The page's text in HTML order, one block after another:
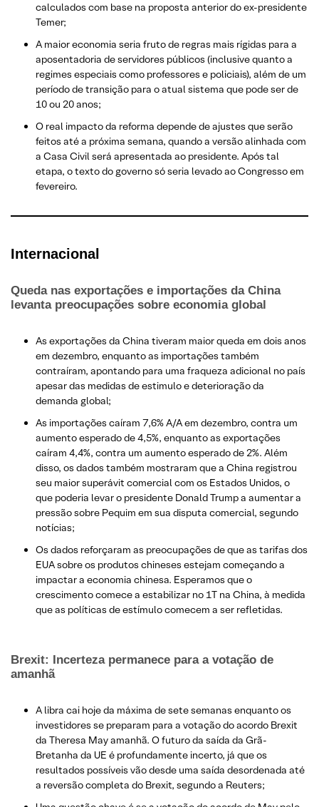
calculados com base na proposta anterior do ex-presidente
Temer;
A maior economia seria fruto de regras mais rígidas para a
aposentadoria de servidores públicos (inclusive quanto a
regimes especiais como professores e policiais), além de um
período de transição para o atual sistema que pode ser de
10 ou 20 anos;
O real impacto da reforma depende de ajustes que serão
feitos até a próxima semana, quando a versão alinhada com
a Casa Civil será apresentada ao presidente. Após tal
etapa, o texto do governo só seria levado ao Congresso em
fevereiro.
Internacional
Queda nas exportações e importações da China
levanta preocupações sobre economia global
As exportações da China tiveram maior queda em dois anos
em dezembro, enquanto as importações também
contraíram, apontando para uma fraqueza adicional no país
apesar das medidas de estimulo e deterioração da
demanda global;
As importações caíram 7,6% A/A em dezembro, contra um
aumento esperado de 4,5%, enquanto as exportações
caíram 4,4%, contra um aumento esperado de 2%. Além
disso, os dados também mostraram que a China registrou
seu maior superávit comercial com os Estados Unidos, o
que poderia levar o presidente Donald Trump a aumentar a
pressão sobre Pequim em sua disputa comercial, segundo
notícias;
Os dados reforçaram as preocupações de que as tarifas dos
EUA sobre os produtos chineses estejam começando a
impactar a economia chinesa. Esperamos que o
crescimento comece a estabilizar no 1T na China, à medida
que as políticas de estímulo comecem a ser refletidas.
Brexit: Incerteza permanece para a votação de
amanhã
A libra cai hoje da máxima de sete semanas enquanto os
investidores se preparam para a votação do acordo Brexit
da Theresa May amanhã. O futuro da saída da Grã-
Bretanha da UE é profundamente incerto, já que os
resultados possíveis vão desde uma saída desordenada até
a reversão completa do Brexit, segundo a Reuters;